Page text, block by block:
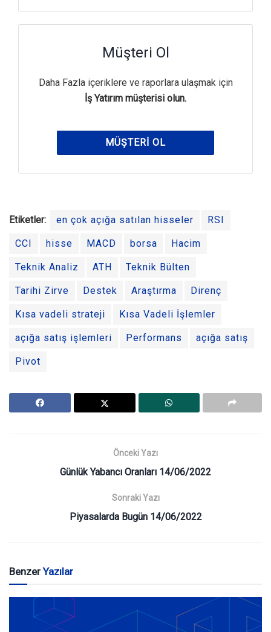
Müşteri Ol
Daha Fazla içeriklere ve raporlara ulaşmak için
İş Yatırım müşterisi olun.
MÜŞTERI OL
Etiketler: en çok açığa satılan hisseler RSI
CCI hisse MACD borsa Hacim
Teknik Analiz ATH Teknik Bülten
Tarihi Zirve Destek Araştırma Direnç
Kısa vadeli strateji Kısa Vadeli İşlemler
açığa satış işlemleri Performans açığa satış
Pivot
Önceki Yazı
Günlük Yabancı Oranları 14/06/2022
Sonraki Yazı
Piyasalarda Bugün 14/06/2022
BenzerYazılar